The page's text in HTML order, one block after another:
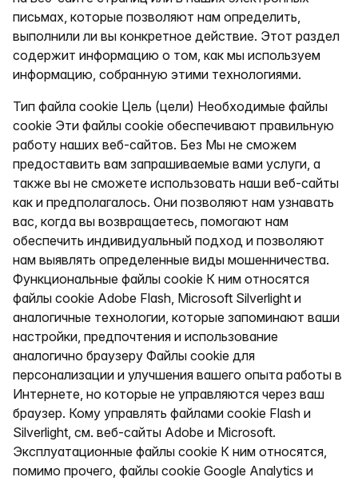
письмах, которые позволяют нам определить,
выполнили ли вы конкретное действие. Этот раздел
содержит информацию о том, как мы используем
информацию, собранную этими технологиями.
Тип файла cookie Цель (цели) Необходимые файлы
cookie Эти файлы cookie обеспечивают правильную
работу наших веб-сайтов. Без Мы не сможем
предоставить вам запрашиваемые вами услуги, а
также вы не сможете использовать наши веб-сайты
как и предполагалось. Они позволяют нам узнавать
вас, когда вы возвращаетесь, помогают нам
обеспечить индивидуальный подход и позволяют
нам выявлять определенные виды мошенничества.
Функциональные файлы cookie К ним относятся
файлы cookie Adobe Flash, Microsoft Silverlight и
аналогичные технологии, которые запоминают ваши
настройки, предпочтения и использование
аналогично браузеру Файлы cookie для
персонализации и улучшения вашего опыта работы в
Интернете, но которые не управляются через ваш
браузер. Кому управлять файлами cookie Flash и
Silverlight, см. веб-сайты Adobe и Microsoft.
Эксплуатационные файлы cookie К ним относятся,
помимо прочего, файлы cookie Google Analytics и